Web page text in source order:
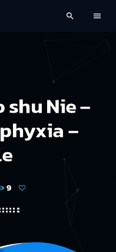
search menu
shu Nie –
–
9